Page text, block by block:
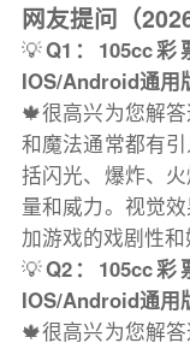
网友提问（
💡Q1：105cc
IOS/Android通用
🍁很高兴为您解
和魔法通常都有
括闪光、爆炸、
量和威力。视觉
加游戏的戏剧性和
💡Q2：105cc
IOS/Android通用
🍁很高兴为您解